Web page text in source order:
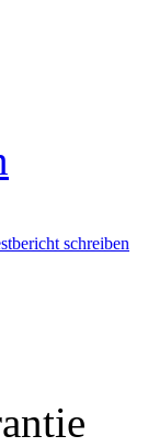
schreiben